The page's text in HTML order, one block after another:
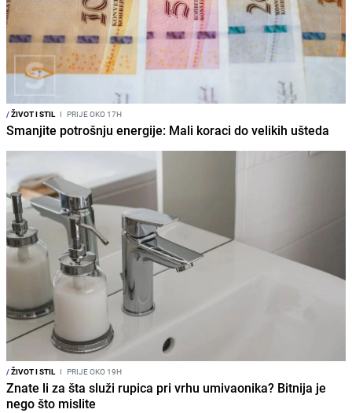
/ŽIVOT I STIL I PRIJE OKO 17H
Smanjite potrošnju energije: Mali koraci do velikih ušteda
/ŽIVOT I STIL I PRIJE OKO 19H
Znate li za šta služi rupica pri vrhu umivaonika? Bitnija je
nego što mislite